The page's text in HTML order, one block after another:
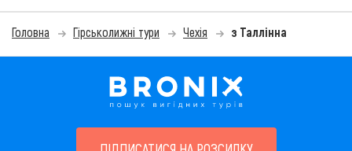
Головна Гірськолижні тури Чехія з Таллінна